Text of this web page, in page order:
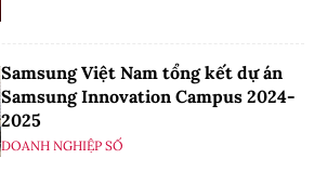
Samsung Việt Nam tổng kết dự án
Samsung Innovation Campus 2024-
2025
DOANH NGHIỆP SỐ